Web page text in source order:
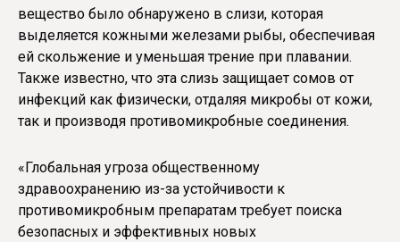
вещество было обнаружено в слизи, которая
выделяется кожными железами рыбы, обеспечивая
ей скольжение и уменьшая трение при плавании.
Также известно, что эта слизь защищает сомов от
инфекций как физически, отдаляя микробы от кожи,
так и производя противомикробные соединения.
«Глобальная угроза общественному
здравоохранению из-за устойчивости к
противомикробным препаратам требует поиска
безопасных и эффективных новых